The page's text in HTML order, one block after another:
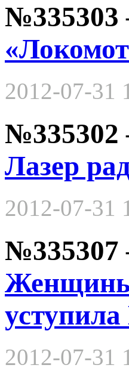
2012-07-31
Лазер
2012-07-31
2012-07-31